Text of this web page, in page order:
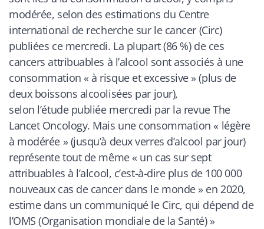
modérée, selon des estimations du Centre
international de recherche sur le cancer (Circ)
publiées ce mercredi. La plupart (86 %) de ces
cancers attribuables à l’alcool sont associés à une
consommation « à risque et excessive » (plus de
deux boissons alcoolisées par jour),
selon l’étude publiée mercredi par la revue The
Lancet Oncology. Mais une consommation « légère
à modérée » (jusqu’à deux verres d’alcool par jour)
représente tout de même « un cas sur sept
attribuables à l’alcool, c’est-à-dire plus de 100 000
nouveaux cas de cancer dans le monde » en 2020,
estime dans un communiqué le Circ, qui dépend de
l’OMS (Organisation mondiale de la Santé)»